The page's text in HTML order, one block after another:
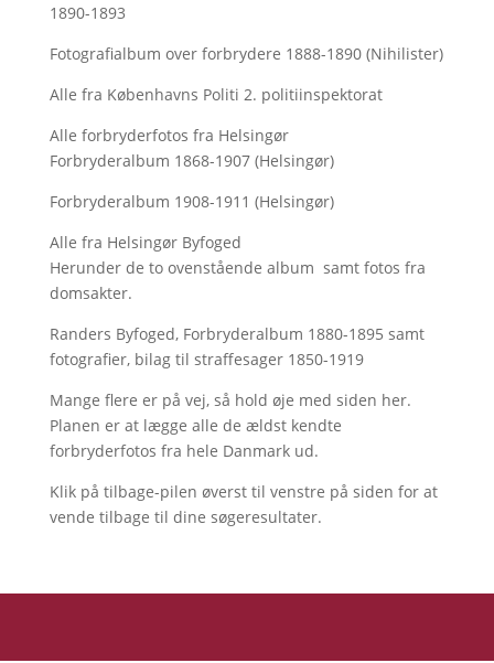
1890-1893
Fotografialbum over forbrydere 1888-1890 (Nihilister)
Alle fra Københavns Politi 2. politiinspektorat
Alle forbryderfotos fra Helsingør
Forbryderalbum 1868-1907 (Helsingør)
Forbryderalbum 1908-1911 (Helsingør)
Alle fra Helsingør Byfoged
Herunder de to ovenstående album samt fotos fra
domsakter.
Randers Byfoged, Forbryderalbum 1880-1895 samt
fotografier, bilag til straffesager 1850-1919
Mange flere er på vej, så hold øje med siden her.
Planen er at lægge alle de ældst kendte
forbryderfotos fra hele Danmark ud.
Klik på tilbage-pilen øverst til venstre på siden for at
vende tilbage til dine søgeresultater.